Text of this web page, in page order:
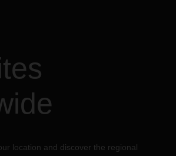
location and discover the regional